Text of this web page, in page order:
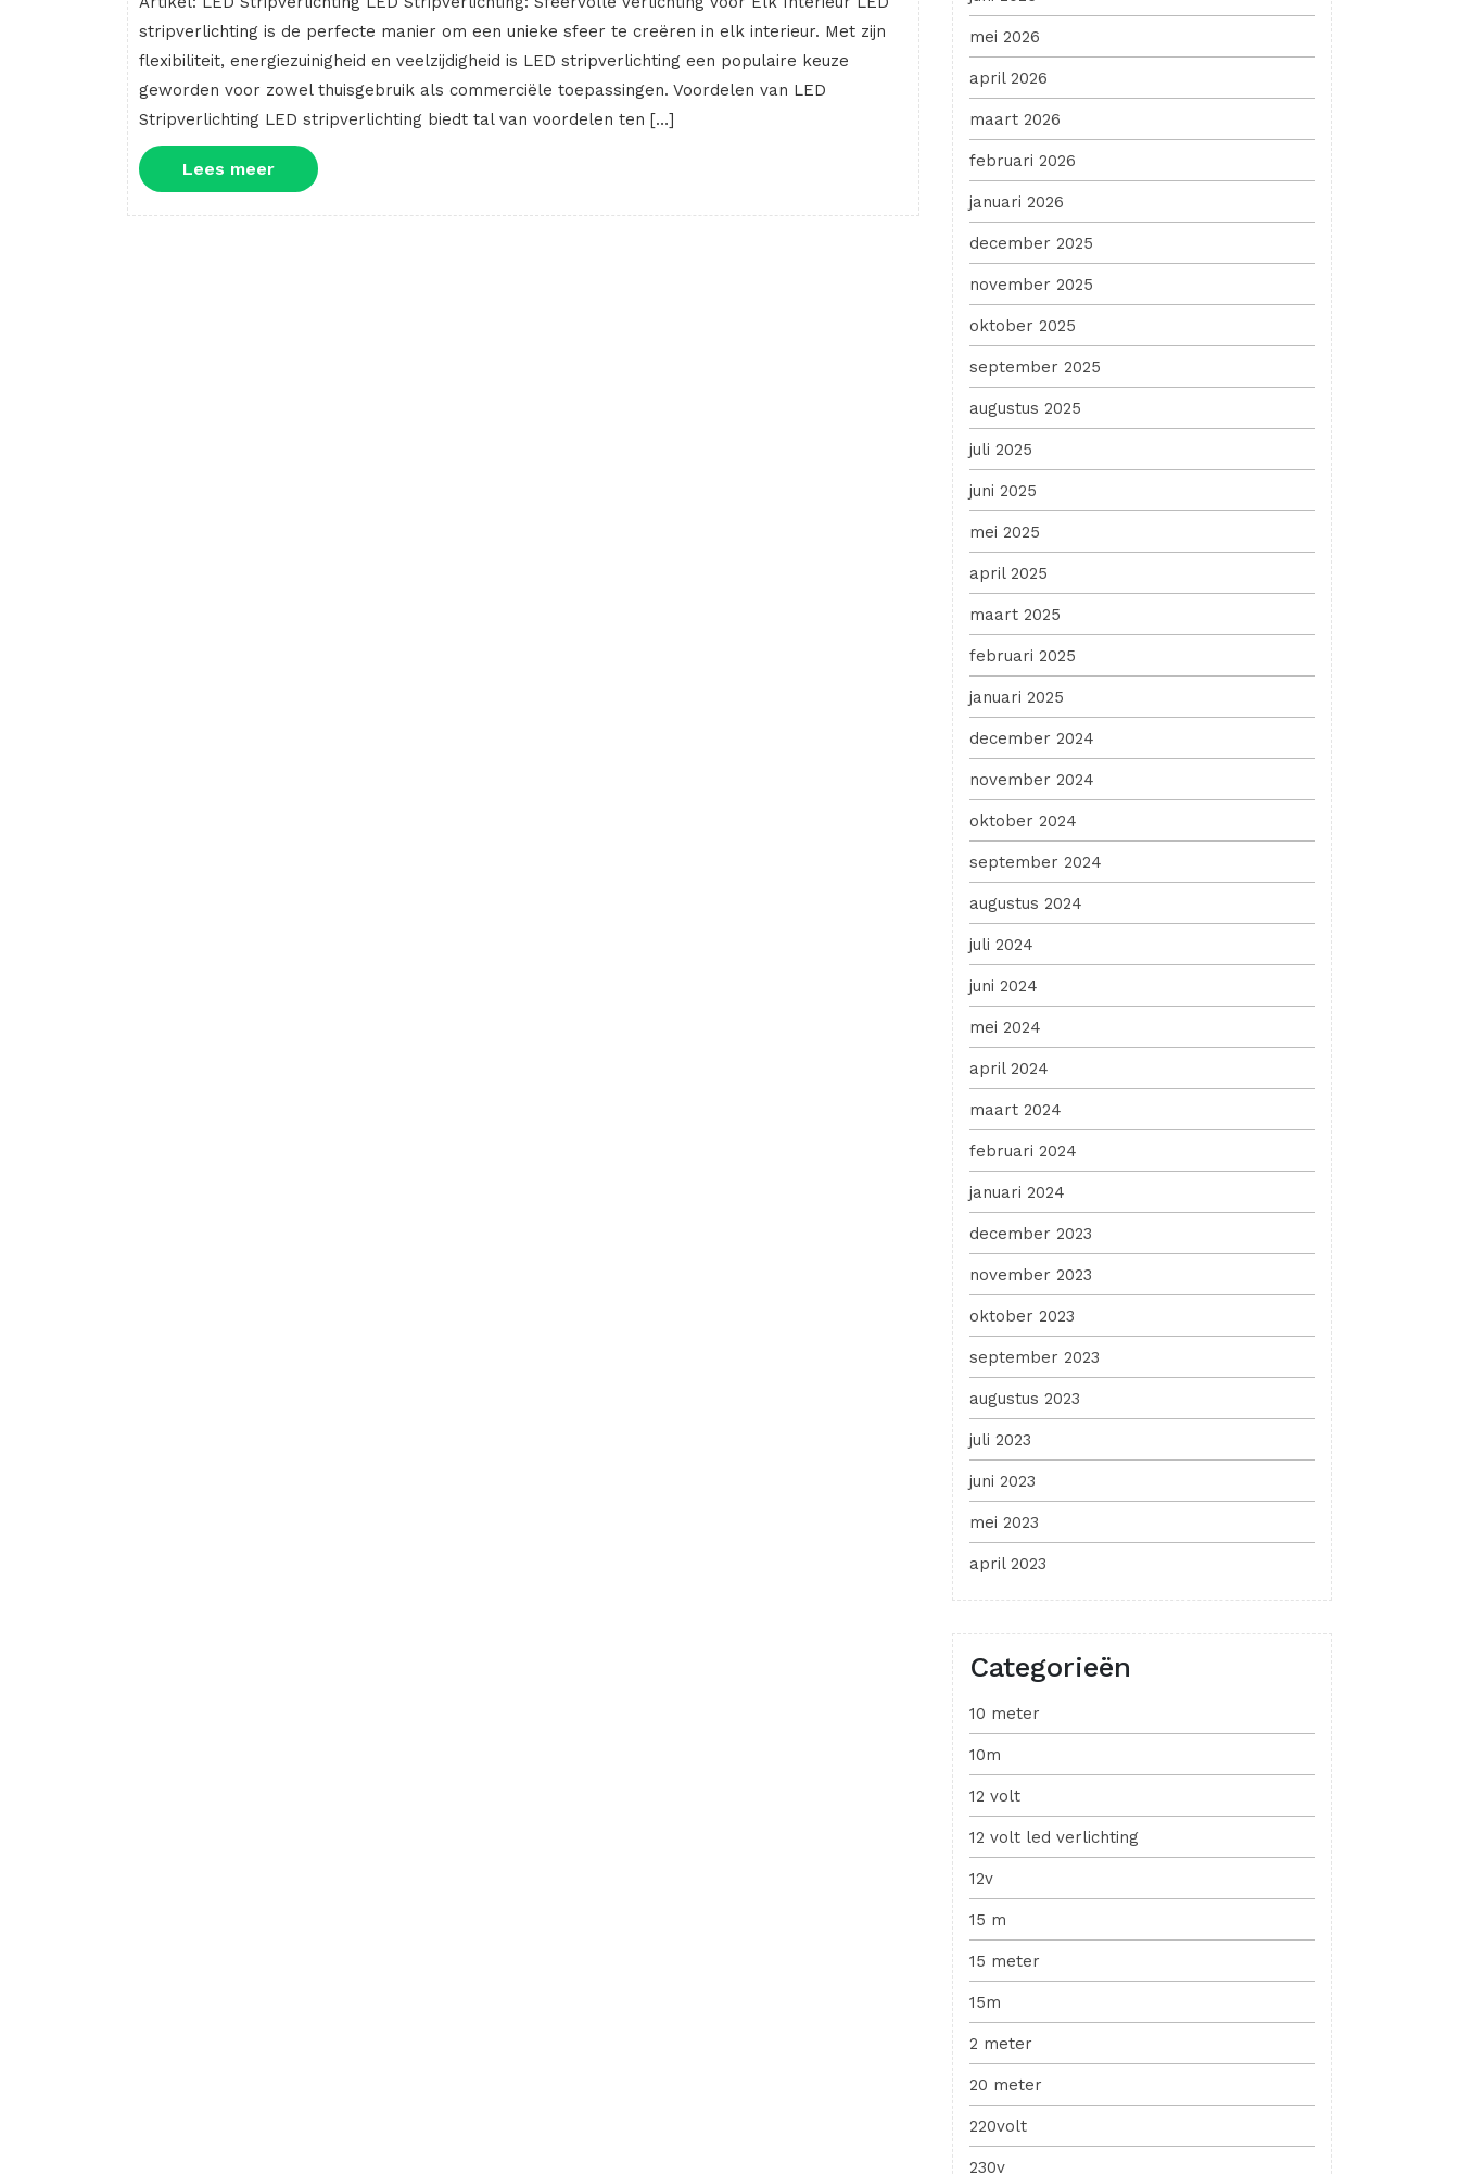
stripverlichting is de perfecte manier om een unieke sfeer te creëren in elk interieur. Met zijn
flexibiliteit, energiezuinigheid en veelzijdigheid is LED stripverlichting een populaire keuze
geworden voor zowel thuisgebruik als commerciële toepassingen. Voordelen van LED
Stripverlichting LED stripverlichting biedt tal van voordelen ten […]
Lees meerLees
meer
mei 2026
april 2026
maart 2026
februari 2026
januari 2026
december 2025
november 2025
oktober 2025
september 2025
augustus 2025
juli 2025
juni 2025
mei 2025
april 2025
maart 2025
februari 2025
januari 2025
december 2024
november 2024
oktober 2024
september 2024
augustus 2024
juli 2024
juni 2024
mei 2024
april 2024
maart 2024
februari 2024
januari 2024
december 2023
november 2023
oktober 2023
september 2023
augustus 2023
juli 2023
juni 2023
mei 2023
april 2023
Categorieën
10 meter
10m
12 volt
12 volt led verlichting
12v
15 m
15 meter
15m
2 meter
20 meter
220volt
230v